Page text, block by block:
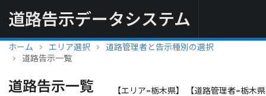
道路告示データシステム
ホーム エリア選択
道路管理者と告示種別の選択
道路告示一覧
道路告示一覧 【エリア=栃木県】 【道路管理者=栃木